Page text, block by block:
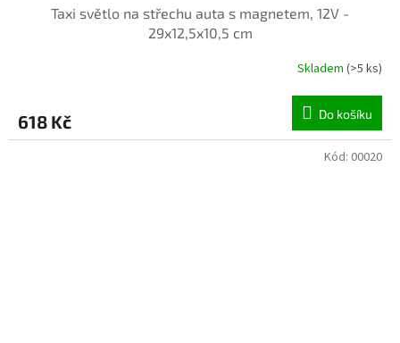
Taxi světlo na střechu auta s magnetem, 12V -
29x12,5x10,5 cm
Skladem (>5 ks)
618 Kč Do košíku
Kód: 00020